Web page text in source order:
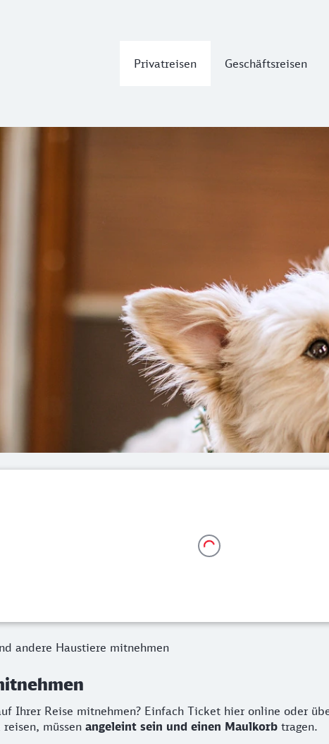
Privatreisen Geschäftsreisen
Reise mitnehmen? Einfach Ticket hier online oder über
müssen
andere Haustiere mitnehmen
Ihrer Reise mitnehmen? Einfach Ticket hier online oder
müssen angeleint sein und einen Maulkorb tragen.